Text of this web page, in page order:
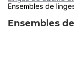
Ensembles de
Ensembles